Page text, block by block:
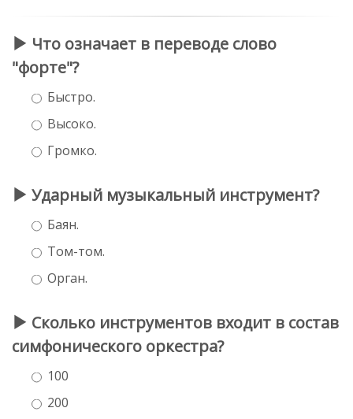
Что означает в переводе слово
"форте"?
Быстро.
Высоко.
Громко.
Ударный музыкальный инструмент?
Баян.
Том-том.
Орган.
Сколько инструментов входит в состав
симфонического оркестра?
100
200